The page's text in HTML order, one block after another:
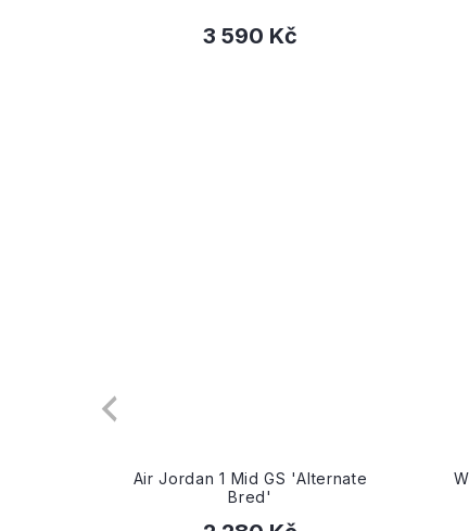
3 590 Kč
Wmns Air Jordan 1 Mid 'White
Pomegranate'